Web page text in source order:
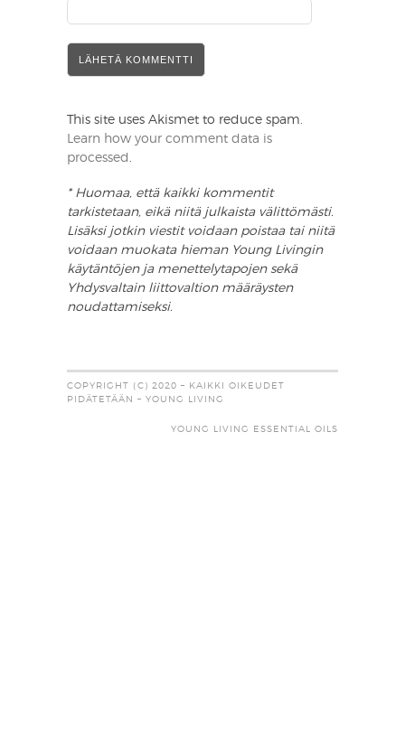
This site uses Akismet to reduce spam.
Learn how your comment data is
processed .
* Huomaa, että kaikki kommentit
tarkistetaan, eikä niitä julkaista välittömästi.
Lisäksi jotkin viestit voidaan poistaa tai niitä
voidaan muokata hieman Young Livingin
käytäntöjen ja menettelytapojen sekä
Yhdysvaltain liittovaltion määräysten
noudattamiseksi.
COPYRIGHT (C) 2020 – KAIKKI OIKEUDET
PIDÄTETÄÄN – YOUNG LIVING
YOUNG LIVING ESSENTIAL OILS